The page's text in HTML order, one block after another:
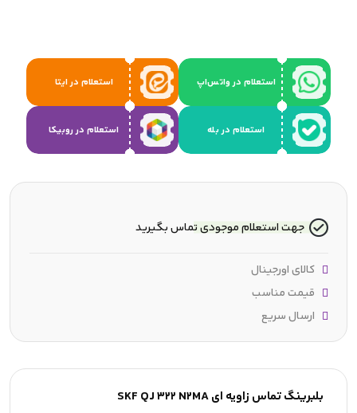
استعلام در واتس‌اپ استعلام در ایتا
استعلام در بله استعلام در روبیکا
بلبرینگ تماس زاویه ای SKF QJ 322 N2MA
جهت استعلام موجودی تماس بگیرید
کالای اورجینال
قیمت مناسب
ارسال سریع